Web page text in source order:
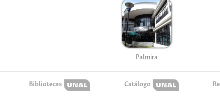
Palmira
Bibliotecas Catálogo